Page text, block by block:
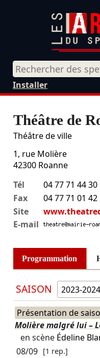
Installer
Théâtre de
Théâtre de ville
1, rue Molière
42300 Roanne
Tél
04 77 71 44 30
Fax
04 77 71 01 42
Site
E-mail
Programmation
SAISON
Présentation de
Molière malgré lui –
en scène Édeline
08/09 [1 rep.]